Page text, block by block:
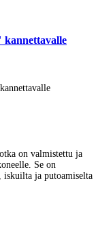
kannettavalle
on valmistettu ja
Se on
iskuilta ja putoamiselta